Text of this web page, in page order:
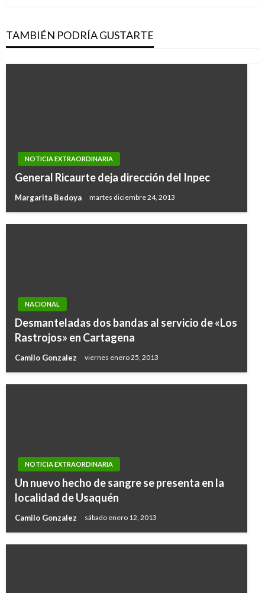
TAMBIÉN PODRÍA GUSTARTE
NOTICIA EXTRAORDINARIA
General Ricaurte deja dirección del Inpec
Margarita Bedoya martes diciembre 24, 2013
NACIONAL
Desmanteladas dos bandas al servicio de «Los
Rastrojos» en Cartagena
Camilo Gonzalez viernes enero 25, 2013
NOTICIA EXTRAORDINARIA
Un nuevo hecho de sangre se presenta en la
localidad de Usaquén
Camilo Gonzalez sábado enero 12, 2013